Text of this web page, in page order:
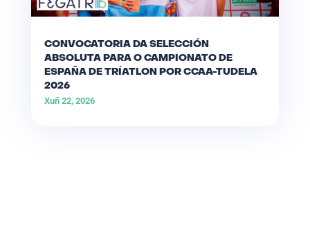
CONVOCATORIA DA SELECCIÓN
ABSOLUTA PARA O CAMPIONATO DE
ESPAÑA DE TRÍATLON POR CCAA-TUDELA
2026
Xuñ 22, 2026